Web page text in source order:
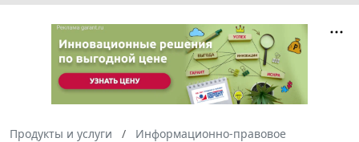
Продукты и услуги
Информационно-правовое